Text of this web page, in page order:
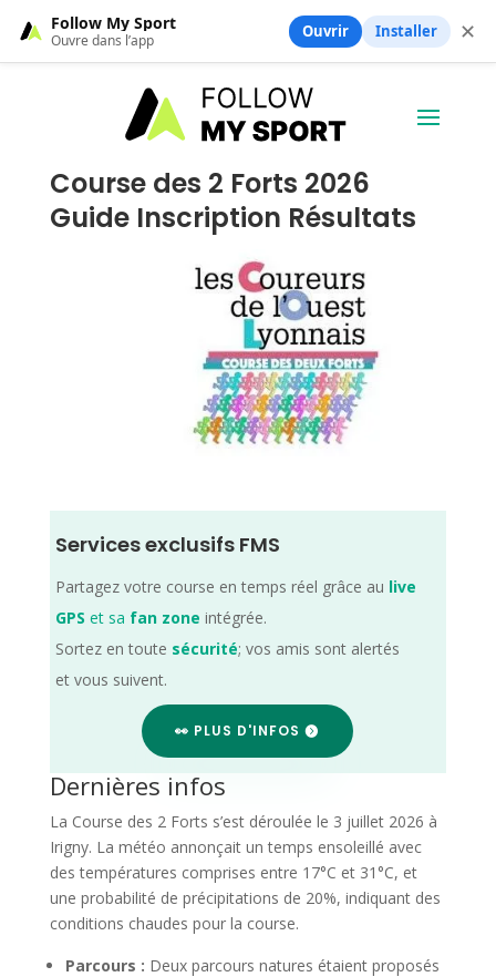
Course des 2 Forts 2026
Guide Inscription Résultats
Services exclusifs FMS
Partagez votre course en temps réel grâce au live
GPS et sa fan zone intégrée.
Sortez en toute sécurité; vos amis sont alertés
et vous suivent.
👀 PLUS D'INFOS
Dernières infos
La Course des 2 Forts s’est déroulée le 3 juillet 2026 à
Irigny. La météo annonçait un temps ensoleillé avec
des températures comprises entre 17°C et 31°C, et
une probabilité de précipitations de 20%, indiquant des
conditions chaudes pour la course.
Parcours : Deux parcours natures étaient proposés
Follow My Sport
Ouvre dans l’app Ouvrir Installer ✕